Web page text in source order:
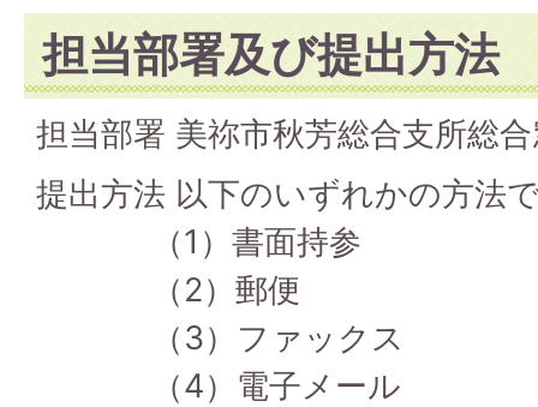
担当部署及び提出方法
担当部署 美祢市秋芳総合支所総
提出方法 以下のいずれかの方法
（1）書面持参
（2）郵便
（3）ファックス
（4）電子メール